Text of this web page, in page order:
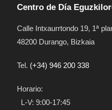
Centro de Día
Calle Intxaurrtondo 19, 1ª
48200 Durango, Bizkaia
Tel. (+34) 946 200 338
Horario:
L-V: 9:00-17:45